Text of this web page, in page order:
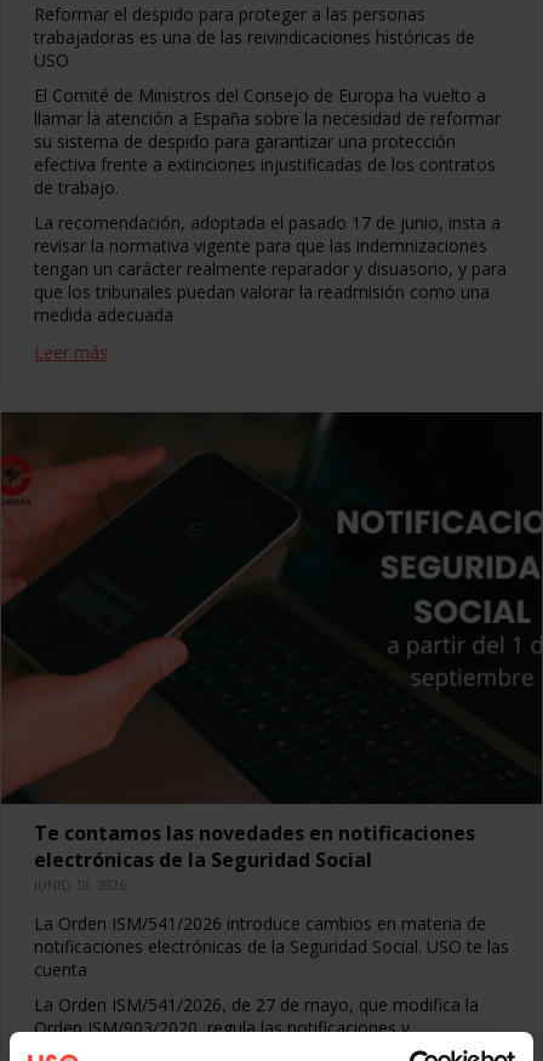
Reformar el despido para proteger a las personas
trabajadoras es una de las reivindicaciones históricas de
USO
El Comité de Ministros del Consejo de Europa ha vuelto a
llamar la atención a España sobre la necesidad de reformar
su sistema de despido para garantizar una protección
efectiva frente a extinciones injustificadas de los contratos
de trabajo.
La recomendación, adoptada el pasado 17 de junio, insta a
revisar la normativa vigente para que las indemnizaciones
tengan un carácter realmente reparador y disuasorio, y para
que los tribunales puedan valorar la readmisión como una
medida adecuada
Leer más
Te contamos las novedades en notificaciones
electrónicas de la Seguridad Social
JUNIO 18, 2026
La Orden ISM/541/2026 introduce cambios en materia de
notificaciones electrónicas de la Seguridad Social. USO te las
cuenta
La Orden ISM/541/2026, de 27 de mayo, que modifica la
Orden ISM/903/2020, regula las notificaciones y
comunicaciones electrónicas en el ámbito de la Seguridad